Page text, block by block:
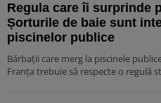
Regula care îi surprinde
Șorturile de baie sunt
piscinelor publice
Bărbații care merg la piscinele
Franța trebuie să respecte o regulă